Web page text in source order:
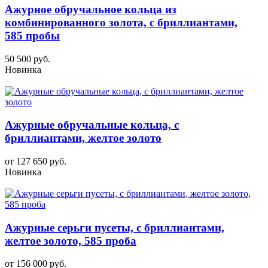
Ажурное обручальное кольца из
комбинированного золота, с бриллиантами,
585 пробы
50 500 руб.
Новинка
Ажурные обручальные кольца, с
бриллиантами, желтое золото
от 127 650 руб.
Новинка
Ажурные серьги пусеты, с бриллиантами,
желтое золото, 585 проба
от 156 000 руб.